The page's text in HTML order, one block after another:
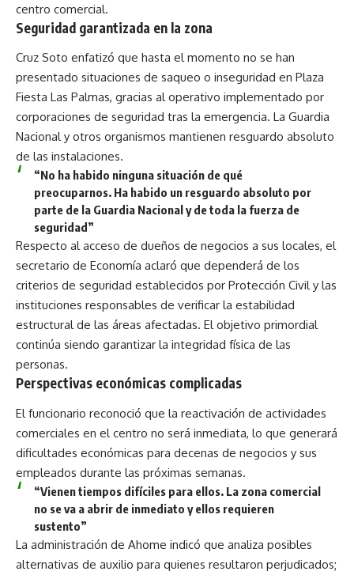
centro comercial.
Seguridad garantizada en la zona
Cruz Soto enfatizó que hasta el momento no se han
presentado situaciones de saqueo o inseguridad en Plaza
Fiesta Las Palmas, gracias al operativo implementado por
corporaciones de seguridad tras la emergencia. La Guardia
Nacional y otros organismos mantienen resguardo absoluto
de las instalaciones.
“No ha habido ninguna situación de qué
preocuparnos. Ha habido un resguardo absoluto por
parte de la Guardia Nacional y de toda la fuerza de
seguridad”
Respecto al acceso de dueños de negocios a sus locales, el
secretario de Economía aclaró que dependerá de los
criterios de seguridad establecidos por Protección Civil y las
instituciones responsables de verificar la estabilidad
estructural de las áreas afectadas. El objetivo primordial
continúa siendo garantizar la integridad física de las
personas.
Perspectivas económicas complicadas
El funcionario reconoció que la reactivación de actividades
comerciales en el centro no será inmediata, lo que generará
dificultades económicas para decenas de negocios y sus
empleados durante las próximas semanas.
“Vienen tiempos difíciles para ellos. La zona comercial
no se va a abrir de inmediato y ellos requieren
sustento”
La administración de Ahome indicó que analiza posibles
alternativas de auxilio para quienes resultaron perjudicados;